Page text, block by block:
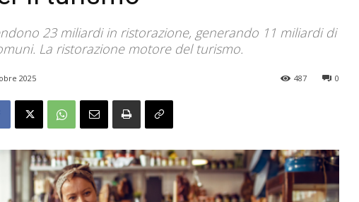
23 miliardi in ristorazione, generando 11 miliardi di
La ristorazione motore del turismo.
2025 0
487